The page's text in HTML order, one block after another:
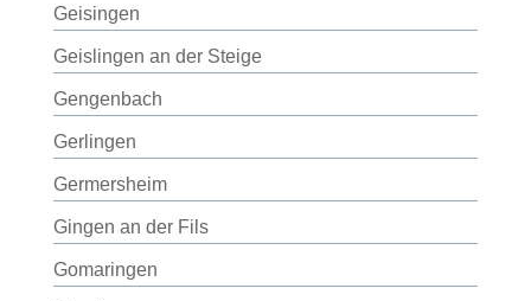
Geisingen
Geislingen an der Steige
Gengenbach
Gerlingen
Germersheim
Gingen an der Fils
Gomaringen